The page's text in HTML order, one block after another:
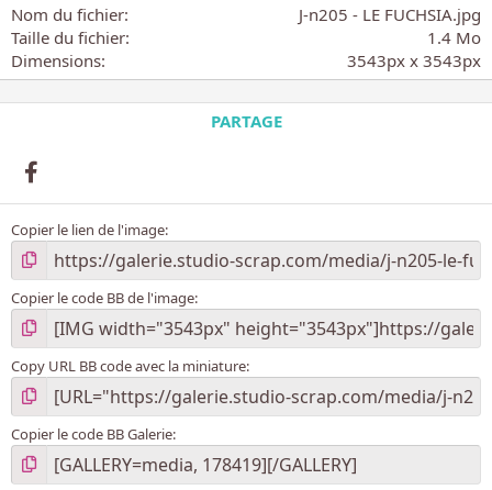
i
l
e
s
Nom du fichier
J-n205 - LE FUCHSIA.jpg
Taille du fichier
1.4 Mo
Dimensions
3543px x 3543px
PARTAGE
Copier le lien de l'image
Copier le code BB de l'image
Copy URL BB code avec la miniature
Copier le code BB Galerie